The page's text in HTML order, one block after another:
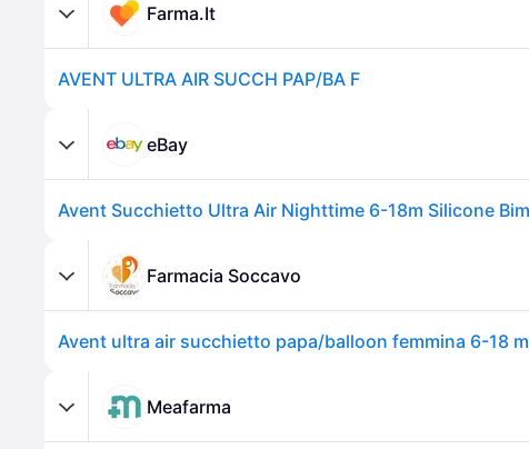
Farma.It
AVENT ULTRA AIR SUCCH PAP/BA F
eBay
Avent Succhietto Ultra Air Nighttime 6-18m Silicone
Farmacia Soccavo
Meafarma